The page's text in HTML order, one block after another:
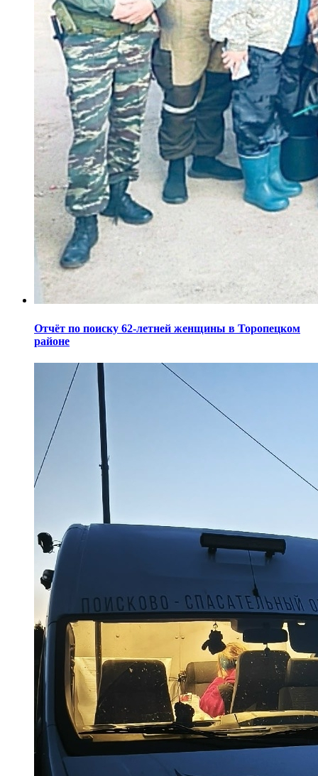
Отчёт по поиску 62-летней женщины в Торопецком
районе